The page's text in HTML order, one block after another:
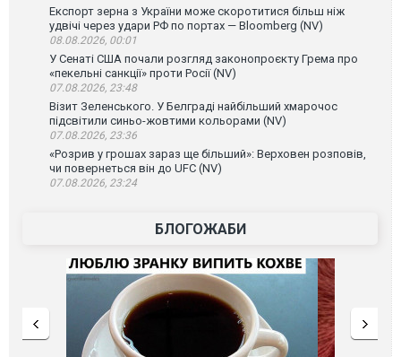
Експорт зерна з України може скоротитися більш ніж
удвічі через удари РФ по портах — Bloomberg (NV)
08.08.2026, 00:01
У Сенаті США почали розгляд законопроєкту Грема про
«пекельні санкції» проти Росії (NV)
07.08.2026, 23:48
Візит Зеленського. У Белграді найбільший хмарочос
підсвітили синьо-жовтими кольорами (NV)
07.08.2026, 23:36
«Розрив у грошах зараз ще більший»: Верховен розповів,
чи повернеться він до UFC (NV)
07.08.2026, 23:24
БЛОГОЖАБИ